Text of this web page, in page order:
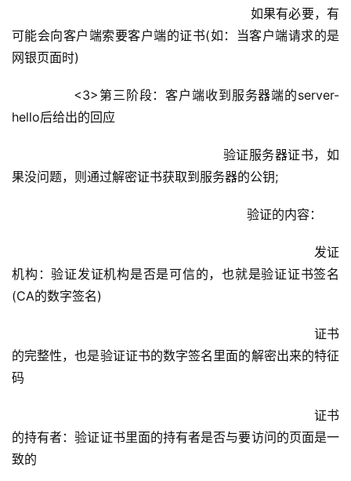
可能会向客户端索要客户端的证书(如：当客户端请求的是
网银页面时)
<3>第三阶段：客户端收到服务器端的server-
hello后给出的回应
果没问题，则通过解密证书获取到服务器的公钥;
						            验证的内容：
机构：验证发证机构是否是可信的，也就是验证证书签名
(CA的数字签名)
的完整性，也是验证证书的数字签名里面的解密出来的特征
码
的持有者：验证证书里面的持有者是否与要访问的页面是一
致的